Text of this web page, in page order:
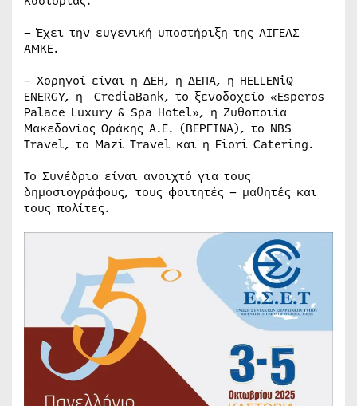
– Έχει την ευγενική υποστήριξη της ΑΙΓΕΑΣ
ΑΜΚΕ.
– Χορηγοί είναι η ΔΕΗ, η ΔΕΠΑ, η HELLENiQ
ENERGY, η CrediaBank, το ξενοδοχείο «Esperos
Palace Luxury & Spa Hotel», η Ζυθοποιία
Μακεδονίας Θράκης Α.Ε. (ΒEΡΓΙΝΑ), το NBS
Travel, το Mazi Travel και η Fiori Catering.
Το Συνέδριο είναι ανοιχτό για τους
δημοσιογράφους, τους φοιτητές – μαθητές και
τους πολίτες.